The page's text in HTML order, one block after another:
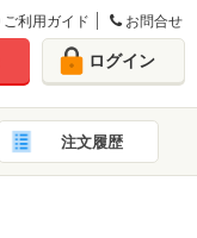
ご利用ガイド お問合せ
ログイン
注文履歴